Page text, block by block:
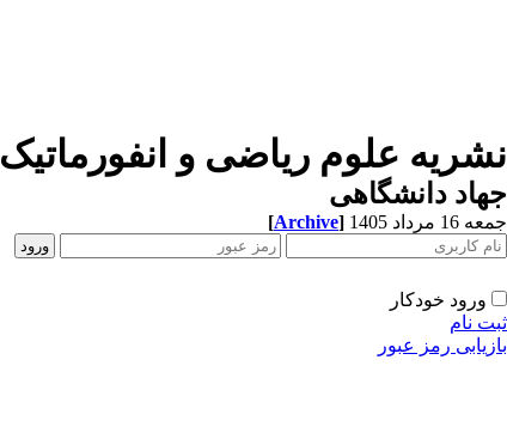
نشریه علوم ریاضی و انفورماتیک
جهاد دانشگاهی
جمعه 16 مرداد 1405 [Archive]
ورود خودکار
ثبت نام
بازیابی رمز عبور